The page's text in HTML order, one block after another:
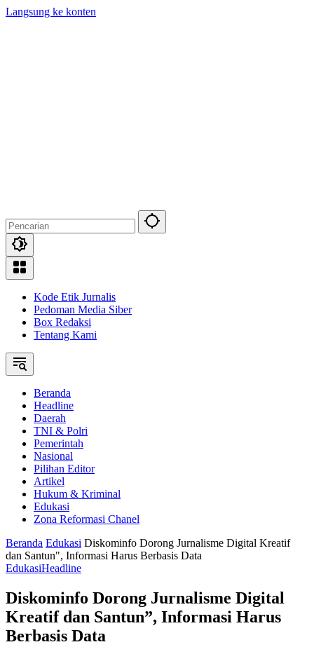
Langsung ke konten
Kode Etik Jurnalis
Pedoman Media Siber
Box Redaksi
Tentang Kami
Beranda
Headline
Daerah
TNI & Polri
Pemerintah
Nasional
Pilihan Editor
Artikel
Hukum & Kriminal
Edukasi
Zona Reformasi Chanel
Beranda Edukasi Diskominfo Dorong Jurnalisme Digital Kreatif
dan Santun", Informasi Harus Berbasis Data
EdukasiHeadline
Diskominfo Dorong Jurnalisme Digital
Kreatif dan Santun”, Informasi Harus
Berbasis Data